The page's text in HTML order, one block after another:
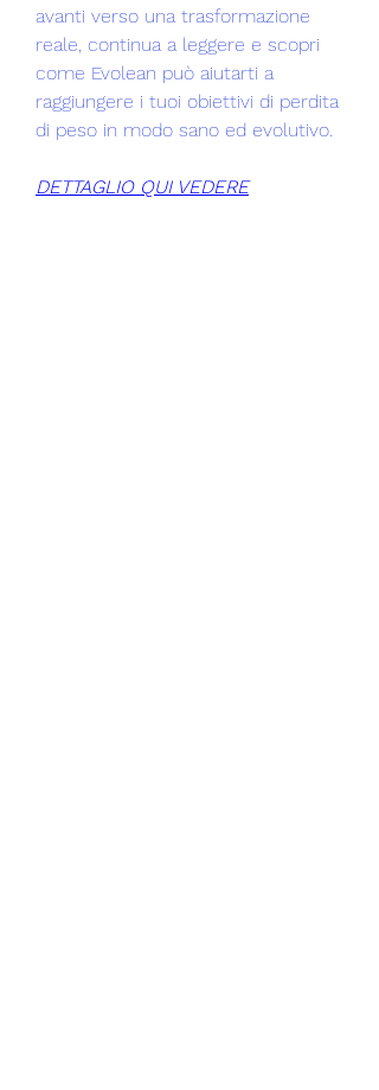
avanti verso una trasformazione
reale, continua a leggere e scopri
come Evolean può aiutarti a
raggiungere i tuoi obiettivi di perdita
di peso in modo sano ed evolutivo.
DETTAGLIO QUI VEDERE